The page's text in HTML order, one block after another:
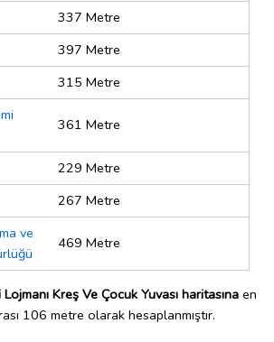
337 Metre
397 Metre
315 Metre
361 Metre
229 Metre
267 Metre
ve
469 Metre
Kreş Ve Çocuk Yuvası haritasına en
106 metre olarak hesaplanmıştır.